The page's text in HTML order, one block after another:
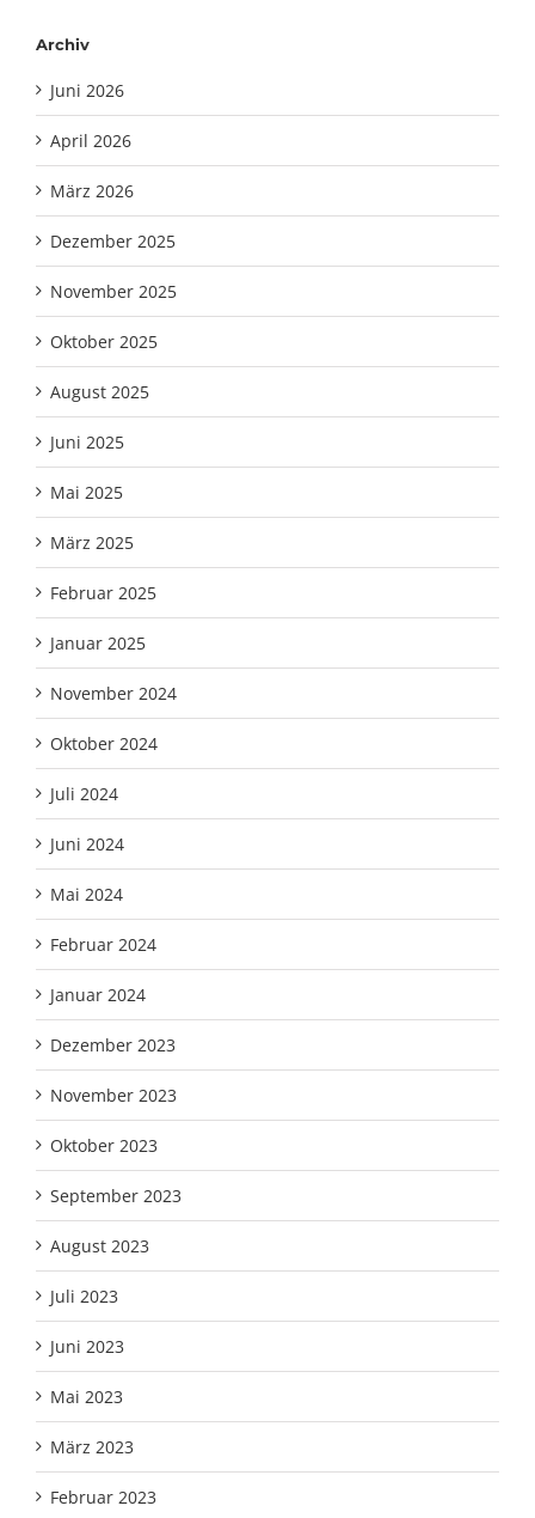
Archiv
Juni 2026
April 2026
März 2026
Dezember 2025
November 2025
Oktober 2025
August 2025
Juni 2025
Mai 2025
März 2025
Februar 2025
Januar 2025
November 2024
Oktober 2024
Juli 2024
Juni 2024
Mai 2024
Februar 2024
Januar 2024
Dezember 2023
November 2023
Oktober 2023
September 2023
August 2023
Juli 2023
Juni 2023
Mai 2023
März 2023
Februar 2023